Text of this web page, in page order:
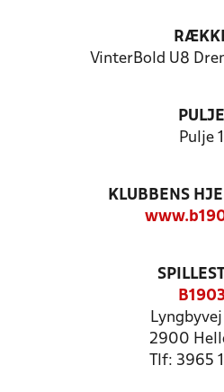
VinterBold U8
PULJE
Pulje 1
KLUBBENS
2900
Tlf: 3965